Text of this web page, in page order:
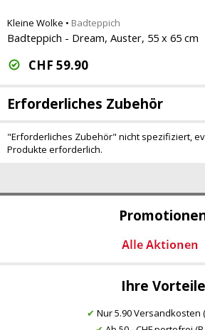
Ihre Vorteile
✔ Nur 5.90 Versandkosten
Kleine Wolke • Badteppich
Badteppich - Dream, Auster, 55 x 65 cm
CHF 59.90
Erforderliches Zubehör
"Erforderliches Zubehör" nicht spezifiziert,
Produkte erforderlich.